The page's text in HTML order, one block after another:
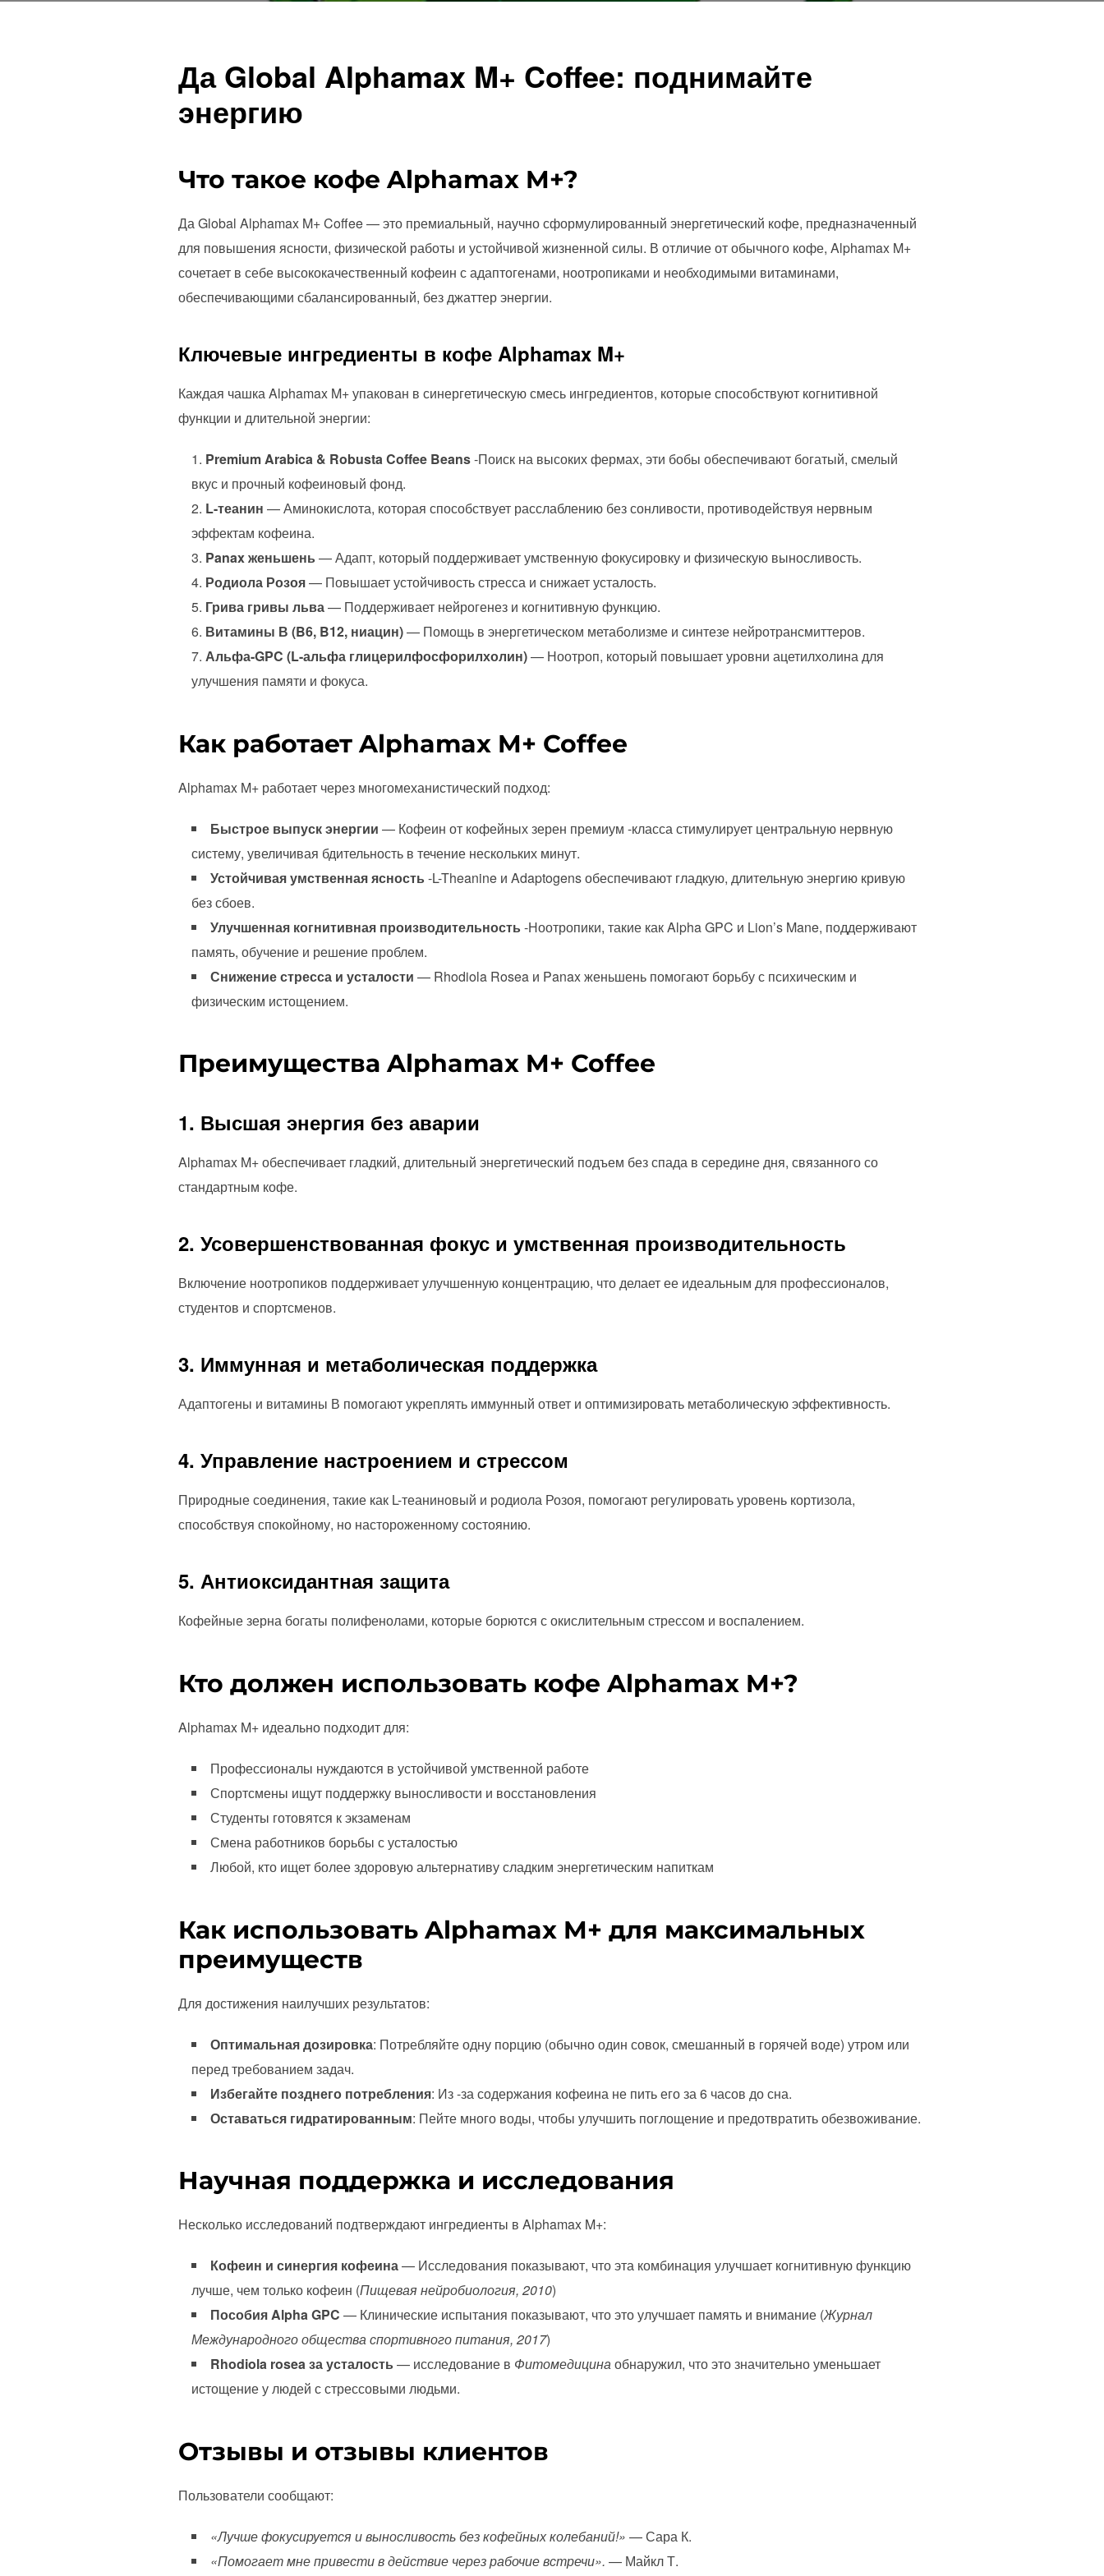
Да Global Alphamax M+ Coffee: поднимайте
энергию
Что такое кофе Alphamax M+?
Да Global Alphamax M+ Coffee — это премиальный, научно сформулированный энергетический кофе, предназначенный
для повышения ясности, физической работы и устойчивой жизненной силы. В отличие от обычного кофе, Alphamax M+
сочетает в себе высококачественный кофеин с адаптогенами, ноотропиками и необходимыми витаминами,
обеспечивающими сбалансированный, без джаттер энергии.
Ключевые ингредиенты в кофе Alphamax M+
Каждая чашка Alphamax M+ упакован в синергетическую смесь ингредиентов, которые способствуют когнитивной
функции и длительной энергии:
Premium Arabica & Robusta Coffee Beans-Поиск на высоких фермах, эти бобы обеспечивают богатый, смелый
вкус и прочный кофеиновый фонд.
L-теанин — Аминокислота, которая способствует расслаблению без сонливости, противодействуя нервным
эффектам кофеина.
Panax женьшень — Адапт, который поддерживает умственную фокусировку и физическую выносливость.
Родиола Розоя— Повышает устойчивость стресса и снижает усталость.
Грива гривы льва— Поддерживает нейрогенез и когнитивную функцию.
Витамины В (B6, B12, ниацин)— Помощь в энергетическом метаболизме и синтезе нейротрансмиттеров.
Альфа-GPC (L-альфа глицерилфосфорилхолин)— Ноотроп, который повышает уровни ацетилхолина для
улучшения памяти и фокуса.
Как работает Alphamax M+ Coffee
Alphamax M+ работает через многомеханистический подход:
Быстрое выпуск энергии — Кофеин от кофейных зерен премиум -класса стимулирует центральную нервную
систему, увеличивая бдительность в течение нескольких минут.
Устойчивая умственная ясность -L-Theanine и Adaptogens обеспечивают гладкую, длительную энергию кривую
без сбоев.
Улучшенная когнитивная производительность -Ноотропики, такие как Alpha GPC и Lion’s Mane, поддерживают
память, обучение и решение проблем.
Снижение стресса и усталости — Rhodiola Rosea и Panax женьшень помогают борьбу с психическим и
физическим истощением.
Преимущества Alphamax M+ Coffee
1. Высшая энергия без аварии
Alphamax M+ обеспечивает гладкий, длительный энергетический подъем без спада в середине дня, связанного со
стандартным кофе.
2. Усовершенствованная фокус и умственная производительность
Включение ноотропиков поддерживает улучшенную концентрацию, что делает ее идеальным для профессионалов,
студентов и спортсменов.
3. Иммунная и метаболическая поддержка
Адаптогены и витамины В помогают укреплять иммунный ответ и оптимизировать метаболическую эффективность.
4. Управление настроением и стрессом
Природные соединения, такие как L-теаниновый и родиола Розоя, помогают регулировать уровень кортизола,
способствуя спокойному, но настороженному состоянию.
5. Антиоксидантная защита
Кофейные зерна богаты полифенолами, которые борются с окислительным стрессом и воспалением.
Кто должен использовать кофе Alphamax M+?
Alphamax M+ идеально подходит для:
Профессионалы нуждаются в устойчивой умственной работе
Спортсмены ищут поддержку выносливости и восстановления
Студенты готовятся к экзаменам
Смена работников борьбы с усталостью
Любой, кто ищет более здоровую альтернативу сладким энергетическим напиткам
Как использовать Alphamax M+ для максимальных
преимуществ
Для достижения наилучших результатов:
Оптимальная дозировка: Потребляйте одну порцию (обычно один совок, смешанный в горячей воде) утром или
перед требованием задач.
Избегайте позднего потребления: Из -за содержания кофеина не пить его за 6 часов до сна.
Оставаться гидратированным: Пейте много воды, чтобы улучшить поглощение и предотвратить обезвоживание.
Научная поддержка и исследования
Несколько исследований подтверждают ингредиенты в Alphamax M+:
Кофеин и синергия кофеина— Исследования показывают, что эта комбинация улучшает когнитивную функцию
лучше, чем только кофеин (Пищевая нейробиология, 2010)
Пособия Alpha GPC — Клинические испытания показывают, что это улучшает память и внимание (Журнал
Международного общества спортивного питания, 2017)
Rhodiola rosea за усталость — исследование в Фитомедицинаобнаружил, что это значительно уменьшает
истощение у людей с стрессовыми людьми.
Отзывы и отзывы клиентов
Пользователи сообщают:
«Лучше фокусируется и выносливость без кофейных колебаний!» — Сара К.
«Помогает мне привести в действие через рабочие встречи». — Майкл Т.